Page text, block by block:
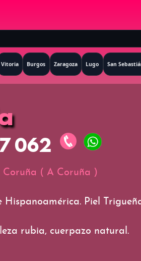
Vitoria Burgos Zaragoza Lugo San
062
Coruña ( A Coruña )
Piel
rubia, cuerpazo natural.